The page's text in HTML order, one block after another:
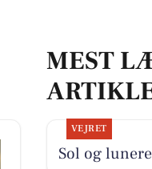
MEST
VEJRET
Sol og